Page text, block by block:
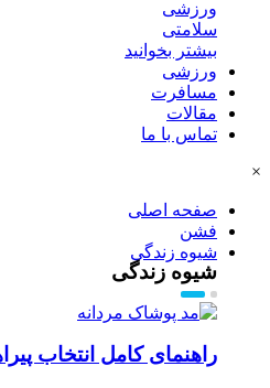
ورزشی
سلامتی
بیشتر بخوانید
ورزشی
مسافرت
مقالات
تماس با ما
×
صفحه اصلی
فشن
شیوه زندگی
شیوه زندگی
راهنمای کامل انتخاب